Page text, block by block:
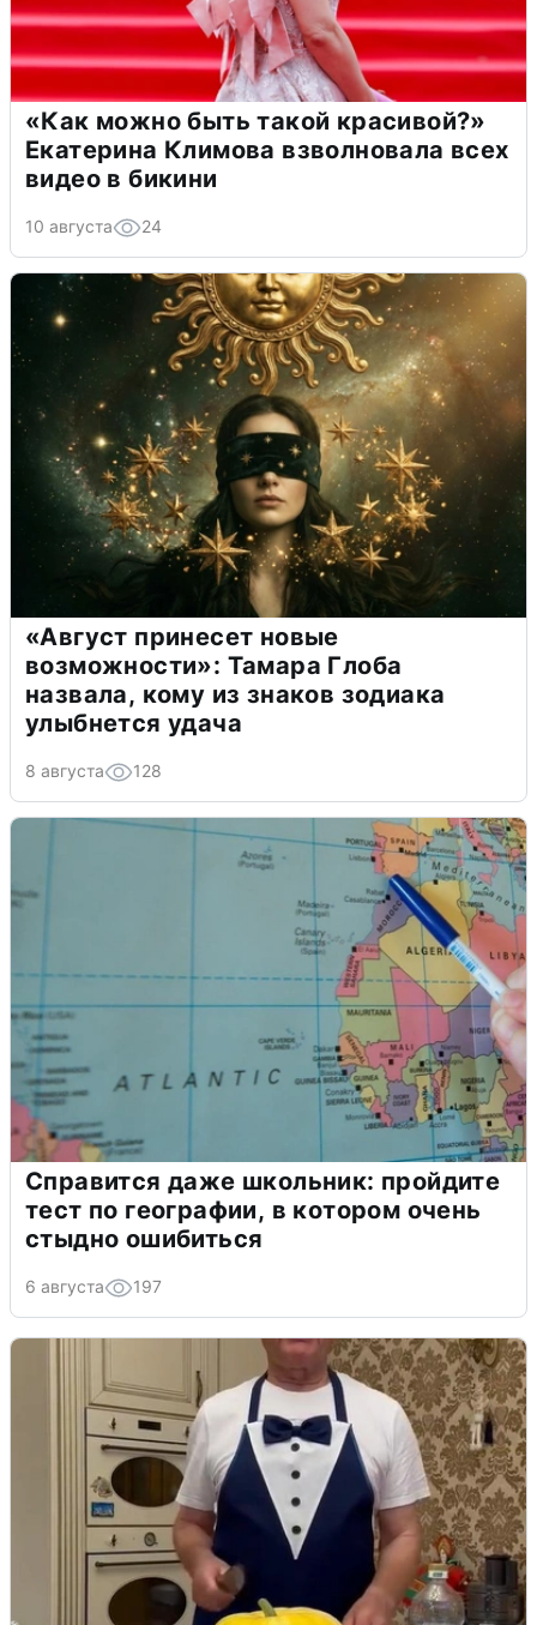
«Как можно быть такой красивой?»
Екатерина Климова взволновала всех
видео в бикини
10 августа 24
«Август принесет новые
возможности»: Тамара Глоба
назвала, кому из знаков зодиака
улыбнется удача
8 августа 128
Справится даже школьник: пройдите
тест по географии, в котором очень
стыдно ошибиться
6 августа 197